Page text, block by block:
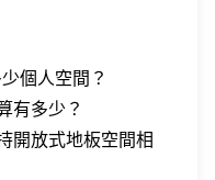
個人空間？
有多少？
開放式地板空間相